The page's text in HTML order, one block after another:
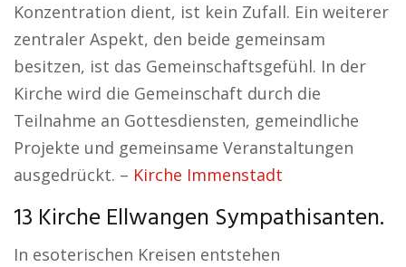
Konzentration dient, ist kein Zufall. Ein weiterer
zentraler Aspekt, den beide gemeinsam
besitzen, ist das Gemeinschaftsgefühl. In der
Kirche wird die Gemeinschaft durch die
Teilnahme an Gottesdiensten, gemeindliche
Projekte und gemeinsame Veranstaltungen
ausgedrückt. – Kirche Immenstadt
13 Kirche Ellwangen Sympathisanten.
In esoterischen Kreisen entstehen